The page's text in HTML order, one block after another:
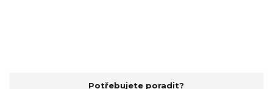
Potřebujete poradit?